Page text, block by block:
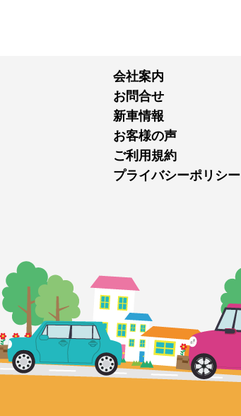
会社案内
お問合せ
新車情報
お客様の声
ご利用規約
プライバシーポリシー